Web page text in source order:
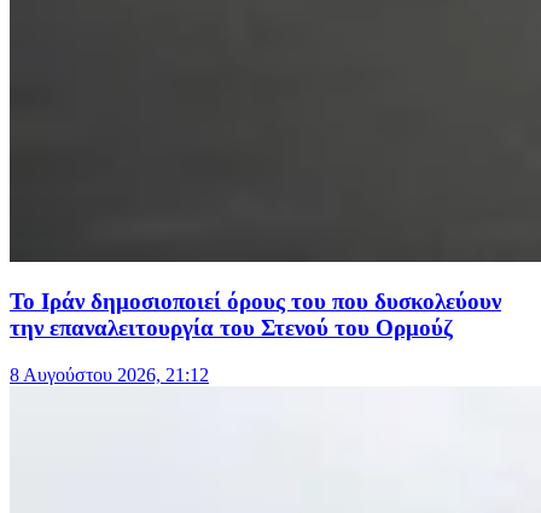
Το Ιράν δημοσιοποιεί όρους του που δυσκολεύουν
την επαναλειτουργία του Στενού του Ορμούζ
8 Αυγούστου 2026, 21:12